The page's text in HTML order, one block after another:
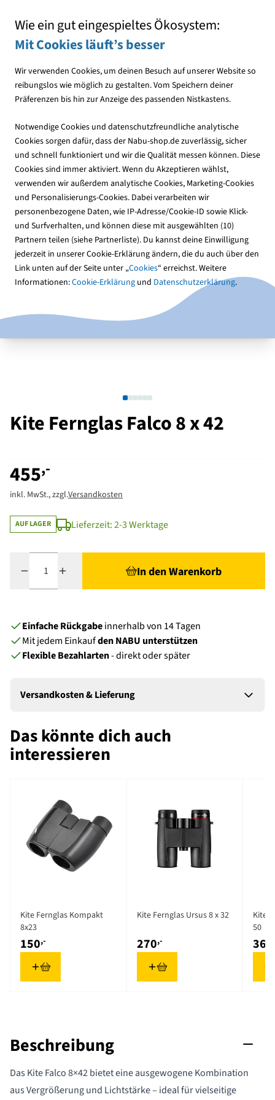
Wie ein gut eingespieltes Ökosystem:
Mit Cookies läuft’s besser
Wir verwenden Cookies, um deinen Besuch auf unserer Website so
reibungslos wie möglich zu gestalten. Vom Speichern deiner
Präferenzen bis hin zur Anzeige des passenden Nistkastens.
Notwendige Cookies und datenschutzfreundliche analytische
Cookies sorgen dafür, dass der Nabu-shop.de zuverlässig, sicher
und schnell funktioniert und wir die Qualität messen können. Diese
Cookies sind immer aktiviert. Wenn du Akzeptieren wählst,
verwenden wir außerdem analytische Cookies, Marketing-Cookies
und Personalisierungs-Cookies. Dabei verarbeiten wir
personenbezogene Daten, wie IP-Adresse/Cookie-ID sowie Klick-
und Surfverhalten, und können diese mit ausgewählten (10)
Partnern teilen (siehe Partnerliste). Du kannst deine Einwilligung
jederzeit in unserer Cookie-Erklärung ändern, die du auch über den
Link unten auf der Seite unter „Cookies“ erreichst. Weitere
Informationen:Cookie-Erklärung und Datenschutzerklärung.
Optik & Bücher Optik Kite Ferngläser
Kite Fernglas Falco 8 x 42
455,-
inkl. MwSt., zzgl.Versandkosten
AUF LAGER Lieferzeit: 2-3 Werktage
In den Warenkorb
Einfache Rückgabeinnerhalb von 14 Tagen
Mit jedem Einkaufden NABU unterstützen
Flexible Bezahlarten- direkt oder später
Versandkosten & Lieferung
Das könnte dich auch
interessieren
Kite Fernglas Kompakt
8x23
150,-
Kite Fernglas Ursus 8 x 32
270,-
Kite
50
360
Beschreibung
Das Kite Falco 8×42 bietet eine ausgewogene Kombination
aus Vergrößerung und Lichtstärke – ideal für vielseitige